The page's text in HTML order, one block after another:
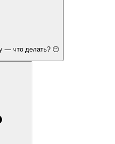
— что делать? 😶